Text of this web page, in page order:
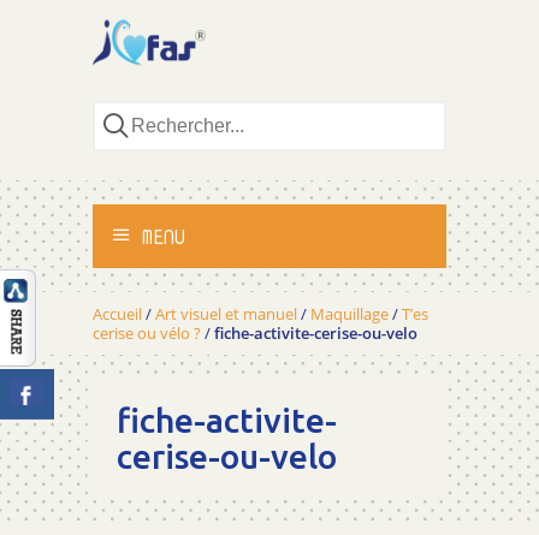
MENU
ACCUEIL
ACTIVITÉS
MÉTHODOLOGIE
TÉMOIGNAGES
Accueil/Art visuel et manuel/ Maquillage/T’es
cerise ou vélo ?/fiche-activite-cerise-ou-velo
fiche-activite-
cerise-ou-velo